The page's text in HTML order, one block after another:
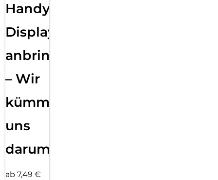
Handy
Displayfolie
anbringen
– Wir
kümmern
uns
darum!
ab 7,49 €